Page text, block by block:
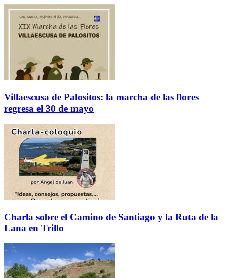
Villaescusa de Palositos: la marcha de las flores
regresa el 30 de mayo
Charla sobre el Camino de Santiago y la Ruta de la
Lana en Trillo